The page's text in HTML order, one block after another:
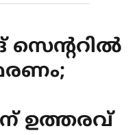
സെന്ററിൽ
ഉത്തരവ്